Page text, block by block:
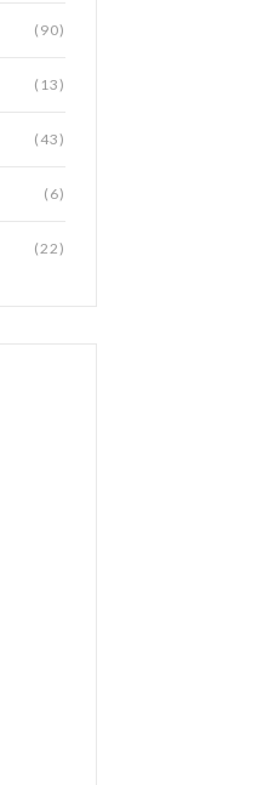
(90)
(13)
(43)
(6)
(22)